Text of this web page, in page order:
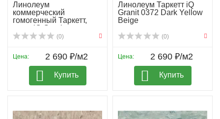
Линолеум
коммерческий
гомогенный Таркетт,
колл. iQ Granit...
(0)
Цена: 2 690 ₽/м2
Купить
Линолеум Таркетт iQ
Granit 0372 Dark Yellow
Beige
(0)
Цена: 2 690 ₽/м2
Купить